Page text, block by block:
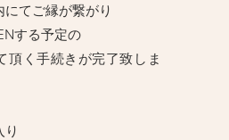
てご縁が繋がり
する予定の
頂く手続きが完了致しま
り